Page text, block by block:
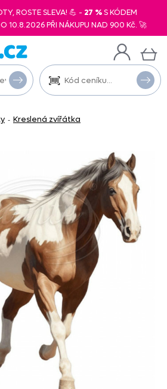
ROSTE SLEVA! 💪 - 27 %S KÓDEM
10.8.2026 PŘI NÁKUPU NAD 900 Kč. 🚀
- Kreslená zvířátka